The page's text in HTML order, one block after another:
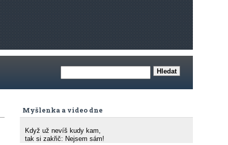
Myšlenka a video dne
Když už nevíš kudy kam,
tak si zakřič: Nejsem sám!